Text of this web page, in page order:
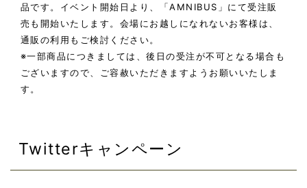
品です。イベント開始日より、「AMNIBUS」にて受注販
売も開始いたします。会場にお越しになれないお客様は、
通販の利用もご検討ください。
※一部商品につきましては、後日の受注が不可となる場合も
ございますので、ご容赦いただきますようお願いいたしま
す。
Twitterキャンペーン